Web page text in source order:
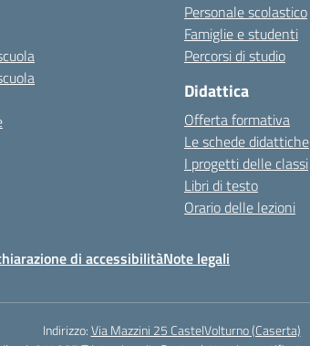
Personale scolastico
Famiglie e studenti
Percorsi di studio
Didattica
Offerta formativa
Le schede didattiche
I progetti delle classi
Libri di testo
Orario delle lezioni
di accessibilitàNote legali
Indirizzo:Via Mazzini 25 CastelVolturno (Caserta)